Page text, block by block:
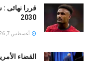
قررا نهائى
2030
أغسطس 7, 2026
القضاء